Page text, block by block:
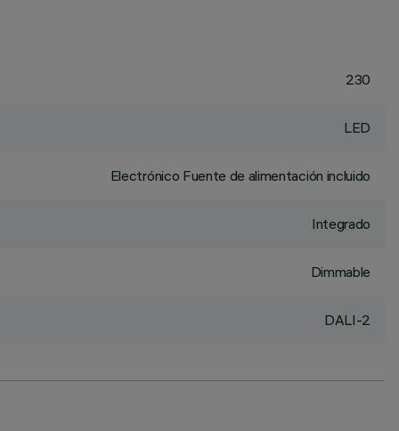
230
LED
Electrónico Fuente de alimentación incluido
Integrado
Dimmable
DALI-2